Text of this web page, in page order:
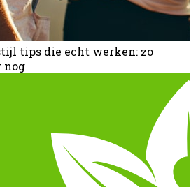
tips die echt werken: zo
nog